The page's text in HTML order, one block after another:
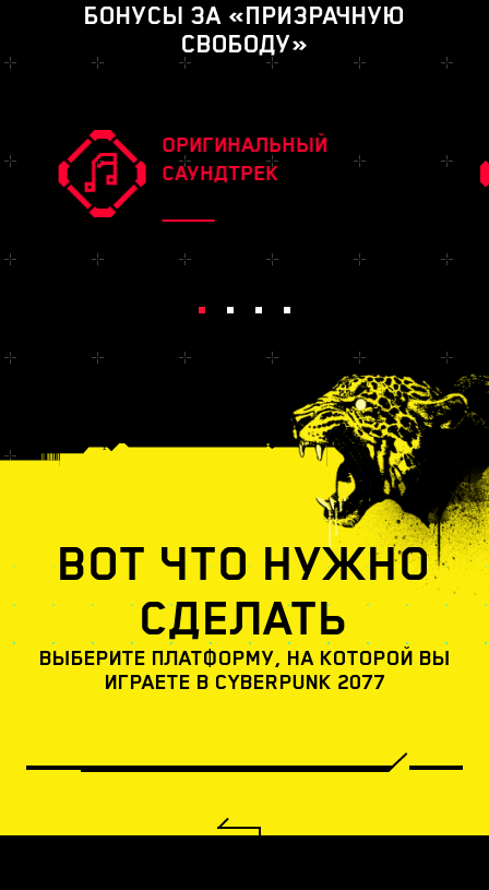
БОНУСЫ ЗА «ПРИЗРАЧНУЮ
СВОБОДУ»
ОРИГИНАЛЬНЫЙ
САУНДТРЕК
ВОТ ЧТО НУЖНО
СДЕЛАТЬ
ВЫБЕРИТЕ ПЛАТФОРМУ, НА КОТОРОЙ ВЫ
ИГРАЕТЕ В CYBERPUNK 2077